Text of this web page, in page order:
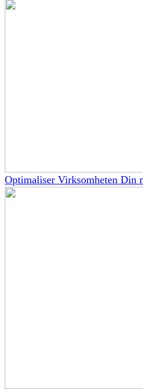
Optimaliser Virksomheten Din